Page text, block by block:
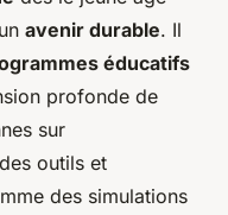
avenir durable. Il
éducatifs
profonde de
sur
outils et
des simulations